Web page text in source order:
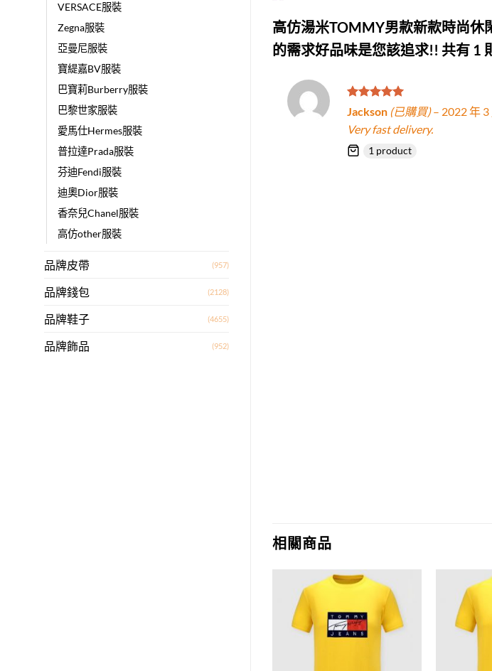
VERSACE服裝
Zegna服裝
亞曼尼服裝
寶緹嘉BV服裝
巴寶莉Burberry服裝
巴黎世家服裝
愛馬仕Hermes服裝
普拉達Prada服裝
芬迪Fendi服裝
迪奧Dior服裝
香奈兒Chanel服裝
高仿other服裝
品牌皮帶 (957)
品牌錢包 (2128)
品牌鞋子 (4655)
品牌飾品 (952)
高仿湯米TOMMY男款新款時尚休
的需求好品味是您該追求!! 共有 1
評分5滿
分 5
Jackson (已購買) – 2022 年 3
Very fast delivery.
1 product
相關商品
Add to
wishlist